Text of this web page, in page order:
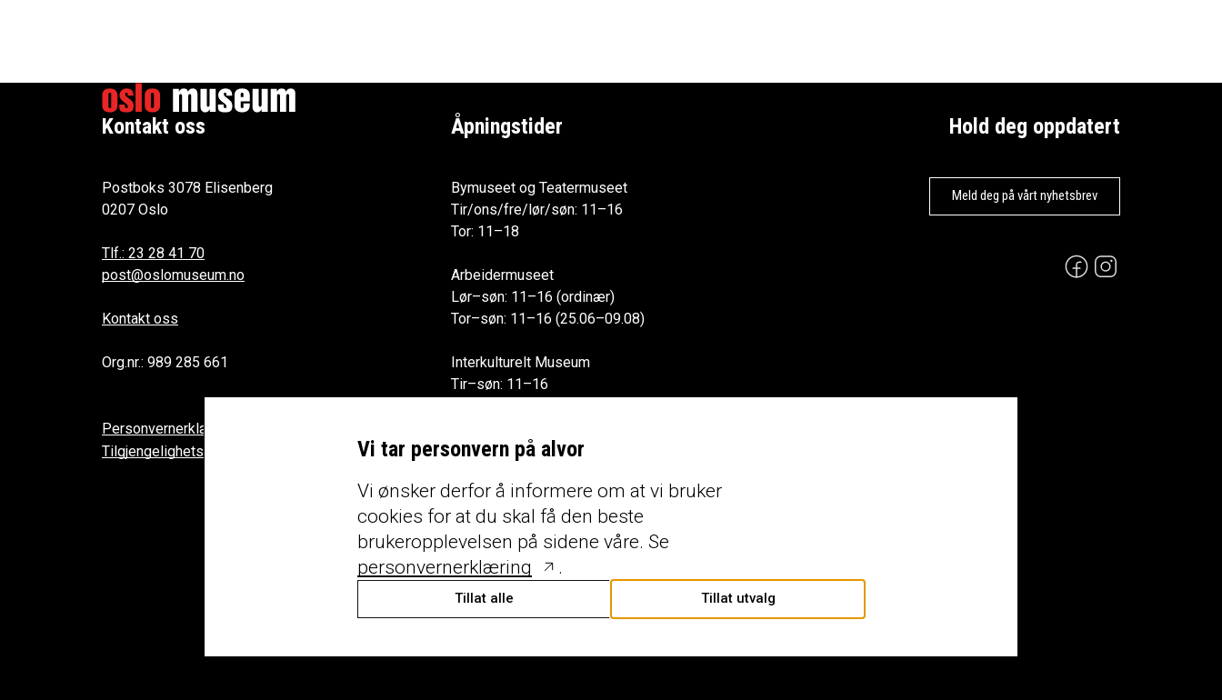
Vi tar personvern på alvor
Vi ønsker derfor å informere om at vi bruker
cookies for at du skal få den beste
brukeropplevelsen på sidene våre. Se
personvernerklæring
.
Tillat alle Tillat utvalg
Kontakt oss
Postboks 3078 Elisenberg
0207 Oslo
Tlf.: 23 28 41 70
post@oslomuseum.no
Kontakt oss
Org.nr.: 989 285 661
Personvernerklæring
Tilgjengelighetserklæring
Åpningstider
Bymuseet og Teatermuseet
Tir/ons/fre/lør/søn: 11–16
Tor: 11–18
Arbeidermuseet
Lør–søn: 11–16 (ordinær)
Tor–søn: 11–16 (25.06–09.08)
Interkulturelt Museum
Tir–søn: 11–16
Hold deg oppdatert
Meld deg på vårt nyhetsbrev